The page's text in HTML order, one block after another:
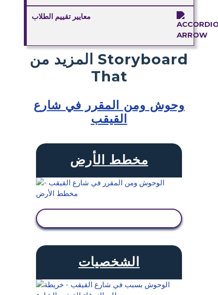
معايير تقييم الطلاب
المزيد من Storyboard
That
وحوش ومن المقرر في شارع
القيقب
مخطط الأرض
الشخصيات